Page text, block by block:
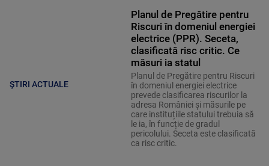
ȘTIRI ACTUALE
Planul de Pregătire pentru
Riscuri în domeniul energiei
electrice (PPR). Seceta,
clasificată risc critic. Ce
măsuri ia statul
Planul de Pregătire pentru Riscuri
în domeniul energiei electrice
prevede clasificarea riscurilor la
adresa României și măsurile pe
care instituțiile statului trebuia să
le ia, în funcție de gradul
pericolului. Seceta este clasificată
ca risc critic.